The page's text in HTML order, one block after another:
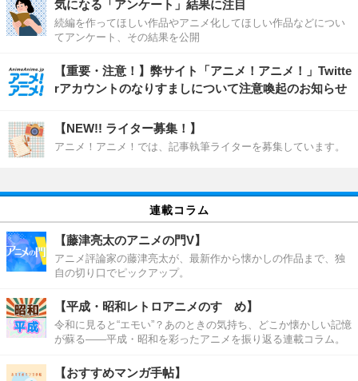
気になる「アンケート」結果に注目
続編を作ってほしい作品やアニメ化してほしい作品などについ
てアンケート、その結果を公開
【重要・注意！】弊サイト「アニメ！アニメ！」Twitte
rアカウントのなりすましについて注意喚起のお知らせ
【NEW!! ライター募集！】
アニメ！アニメ！では、記事執筆ライターを募集しています。
連載コラム
【藤津亮太のアニメの門V】
アニメ評論家の藤津亮太が、最新作から懐かしの作品まで、独
自の切り口でピックアップ。
【平成・昭和レトロアニメのすゝめ】
令和に見ると“エモい”？あのときの気持ち、どこか懐かしい記憶
が蘇る――平成・昭和を彩ったアニメを振り返る連載コラム。
【おすすめマンガ手帖】